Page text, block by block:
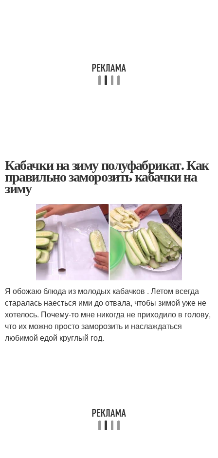
Кабачки на зиму полуфабрикат. Как
правильно заморозить кабачки на
зиму
Я обожаю блюда из молодых кабачков . Летом всегда
старалась наесться ими до отвала, чтобы зимой уже не
хотелось. Почему-то мне никогда не приходило в голову,
что их можно просто заморозить и наслаждаться
любимой едой круглый год.